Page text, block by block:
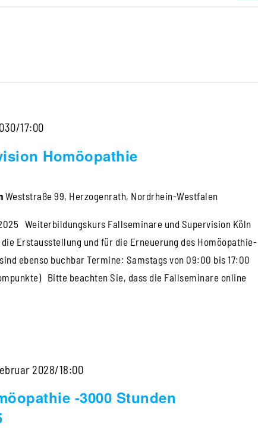
Homöopathie
17:00
Weststraße 99, Herzogenrath, Nordrhein-Westfalen
Weiterbildungskurs Fallseminare und Supervision Köln
Erstausstellung und für die Erneuerung des Homöopathie-
ebenso buchbar Termine: Samstags von 09:00 bis 17:00
Bitte beachten Sie, dass die Fallseminare online
-3000 Stunden
2028/18:00